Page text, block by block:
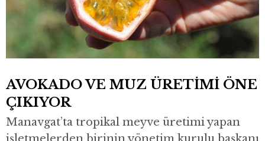
AVOKADO VE MUZ ÜRETİMİ ÖNE
ÇIKIYOR
Manavgat’ta tropikal meyve üretimi yapan